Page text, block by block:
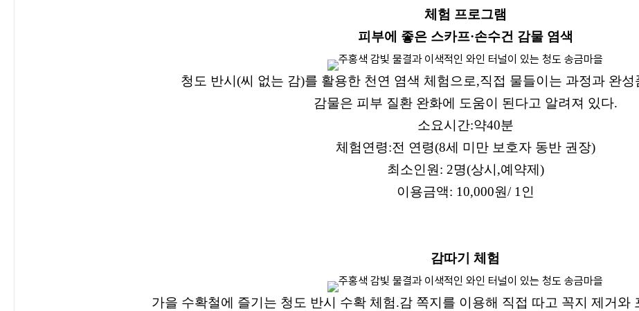
체험 프로그램
피부에 좋은 스카프·손수건 감물 염색
청도 반시 (씨 없는 감)를 활용한 천연 염색 체험으로,직접 물들이는 과정과 완성
감물은 피부 질환 완화에 도움이 된다고 알려져 있다.
소요시간:약40분
체험연령:전 연령(8세 미만 보호자 동반 권장)
최소인원 : 2명(상시 ,예약제 )
이용금액: 10,000원/ 1 인
감따기 체험
가을 수확철에 즐기는 청도 반시 수확 체험.감 쪽지를 이용해 직접 따고 꼭지 제거와